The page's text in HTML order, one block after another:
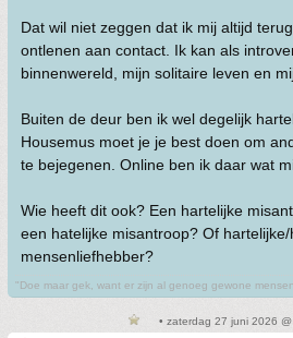
Dat wil niet zeggen dat ik mij altijd
ontlenen aan contact. Ik kan als
binnenwereld, mijn solitaire leven en
Buiten de deur ben ik wel degelijk
Housemus moet je je best doen om
te bejegenen. Online ben ik daar wat
Wie heeft dit ook? Een hartelijke
een hatelijke misantroop? Of
mensenliefhebber?
"Doe maar gek, want er zijn al genoeg gewone
• zaterdag 27 juni 2026